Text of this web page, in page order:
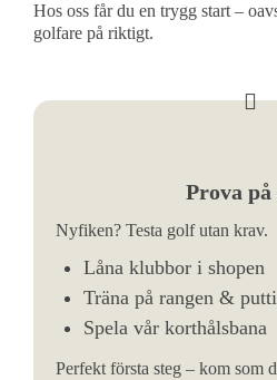
Hos oss får du en trygg start –
golfare på riktigt.
Prova
Nyfiken? Testa golf utan krav.
Låna klubbor i shopen
Träna på rangen &
Spela vår korthålsbana
Perfekt första steg – kom som